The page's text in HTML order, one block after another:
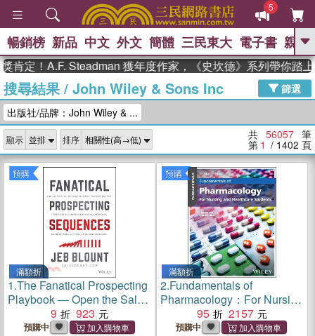
5
GO
熱搜： 東野圭吾 、 高希均教授回憶錄
、 The Odyssey 、 父親節 、 如果歷
史是一群喵
獎 臺灣漫遊錄 、 方念華 、 台灣的李
登輝時代
數學女孩：黎曼猜想 、
偉大的迷走神經
暢銷榜 新品 中文 外文 簡體 三民東大 電子書 親子
A.F. Steadman 獲年度作家，《史坎德》系列帶你踏上熱血
搜尋結果/ John Wiley & Sons Inc
篩選
出版社/品牌：John Wiley & ...
顯示 排序 共 56057 筆
第 1 / 1402 頁
預購
滿額折
1.The Fanatical Prospecting
Playbook ― Open the Sale,
Fill Your Pipeline, and Crush
Your Number
9 923
預購中
預購
滿額折
2.Fundamentals of
Pharmacology：For Nursing
and Healthcare Students
95 2157
預購中